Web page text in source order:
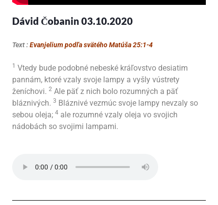
Dávid Čobanin 03.10.2020
Text :Evanjelium podľa svätého Matúša 25:1-4
1 Vtedy bude podobné nebeské kráľovstvo desiatim
pannám, ktoré vzaly svoje lampy a vyšly vústrety
ženíchovi. 2 Ale päť z nich bolo rozumných a päť
bláznivých. 3 Bláznivé vezmúc svoje lampy nevzaly so
sebou oleja; 4 ale rozumné vzaly oleja vo svojich
nádobách so svojimi lampami.